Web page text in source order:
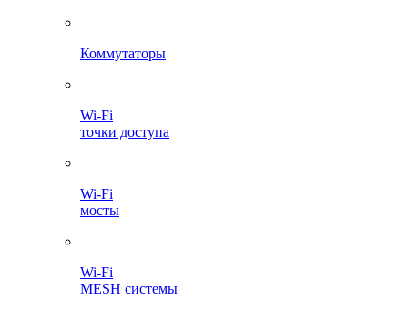
Коммутаторы
Wi-Fi
точки доступа
Wi-Fi
мосты
Wi-Fi
MESH системы